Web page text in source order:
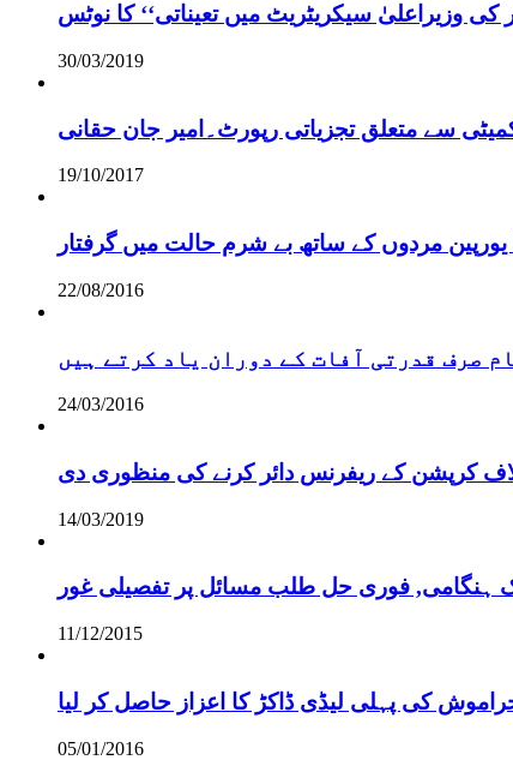
وزیراعلیٰ سیکریٹریٹ میں تعیناتی‘‘ کا نوٹس
30/03/2019
سے متعلق تجزیاتی رپورٹ۔امیر جان حقانی
19/10/2017
22/08/2016
صرف قدرتی آفات کے دوران یاد کرتے ہیں
24/03/2016
کرپشن کے ریفرنس دائر کرنے کی منظوری دی
14/03/2019
ہنگامی, فوری حل طلب مسائل پر تفصیلی غور
11/12/2015
کی پہلی لیڈی ڈاکڑ کا اعزاز حاصل کر لیا
05/01/2016